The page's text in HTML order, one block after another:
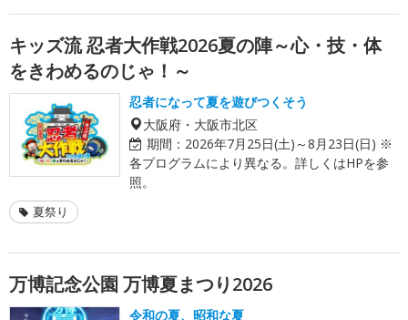
キッズ流 忍者大作戦2026夏の陣～心・技・体
をきわめるのじゃ！～
忍者になって夏を遊びつくそう
大阪府・大阪市北区
期間： 2026年7月25日(土)～8月23日(日) ※
各プログラムにより異なる。詳しくはHPを参
照。
夏祭り
万博記念公園 万博夏まつり2026
令和の夏、昭和な夏